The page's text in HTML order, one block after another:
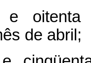
oitenta
de abril;